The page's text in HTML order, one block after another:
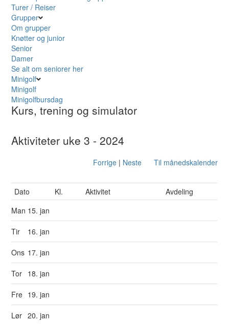
Turer / Reiser
Grupper
Om grupper
Knøtter og junior
Senior
Damer
Se alt om seniorer her
Minigolf
Minigolf
Minigolfbursdag
Kurs, trening og simulator
Aktiviteter uke 3 - 2024
Forrige| Neste Til månedskalender
Dato Kl. Aktivitet
Avdeling
Man 15. jan
Tir 16. jan
Ons 17. jan
Tor 18. jan
Fre 19. jan
Lør 20. jan